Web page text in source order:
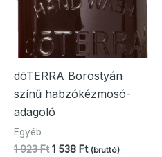
dōTERRA Borostyán
színű habzókézmosó-
adagoló
Egyéb
1 923Ft Original
1 538 FtCurrent
(bruttó)